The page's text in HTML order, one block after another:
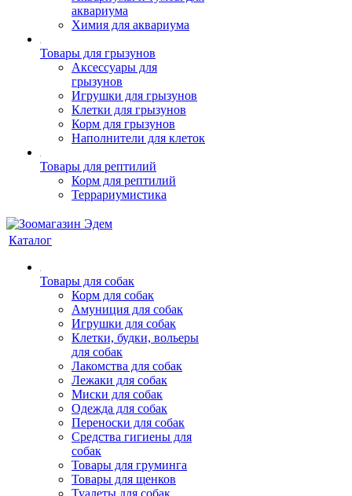
аквариума
Химия для аквариума
Товары для грызунов
Аксессуары для
грызунов
Игрушки для грызунов
Клетки для грызунов
Корм для грызунов
Наполнители для клеток
Товары для рептилий
Корм для рептилий
Террариумистика
Каталог
Товары для собак
Корм для собак
Амуниция для собак
Игрушки для собак
Клетки, будки, вольеры
для собак
Лакомства для собак
Лежаки для собак
Миски для собак
Одежда для собак
Переноски для собак
Средства гигиены для
собак
Товары для груминга
Товары для щенков
Туалеты для собак